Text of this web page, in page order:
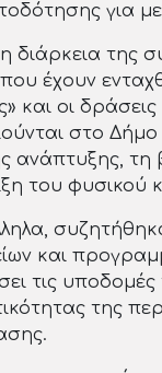
για
διάρκεια της
έχουν
και οι
στο
ανάπτυξης, τη
του φυσικού
και
τις
της